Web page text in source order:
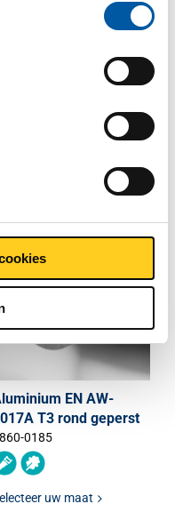
vind je in ons
Aluminium EN AW-2033
EN AW-
T3 rond geperst
0185
uw maat